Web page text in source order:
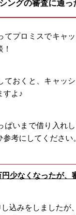
ングの審査に通っ
てプロミスでキャ
ておくと、キャッ
すよ♪
ぱいまで借り入れ
考にしてください
少なくなったが、
込みをしましたが